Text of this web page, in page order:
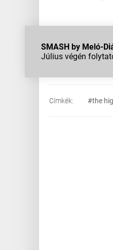
SMASH by Meló-
Július végén
Címkék: #the